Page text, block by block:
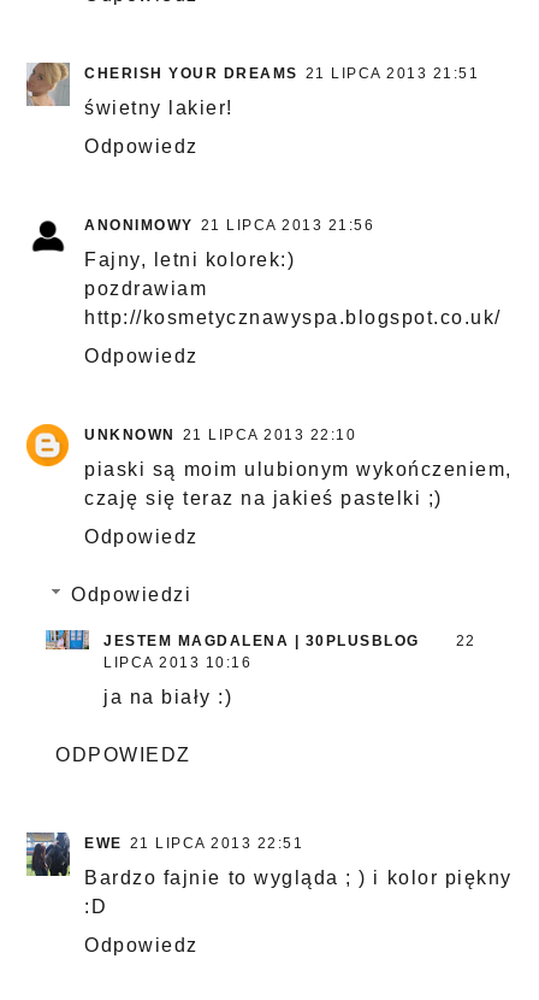
CHERISH YOUR DREAMS 21 LIPCA 2013 21:51
świetny lakier!
Odpowiedz
ANONIMOWY 21 LIPCA 2013 21:56
Fajny, letni kolorek:)
pozdrawiam
http://kosmetycznawyspa.blogspot.co.uk/
Odpowiedz
UNKNOWN 21 LIPCA 2013 22:10
piaski są moim ulubionym wykończeniem,
czaję się teraz na jakieś pastelki ;)
Odpowiedz
Odpowiedzi
JESTEM MAGDALENA | 30PLUSBLOG
22
LIPCA 2013 10:16
ja na biały :)
ODPOWIEDZ
EWE 21 LIPCA 2013 22:51
Bardzo fajnie to wygląda ; ) i kolor piękny
:D
Odpowiedz